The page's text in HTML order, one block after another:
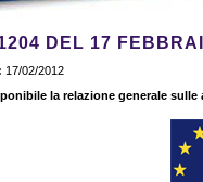
DEL 17
17/02/2012
la relazione generale